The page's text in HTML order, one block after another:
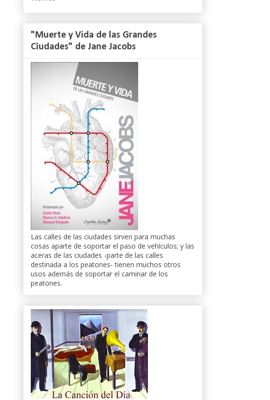
"Muerte y Vida de las Grandes
Ciudades" de Jane Jacobs
Las calles de las ciudades sirven para muchas
cosas aparte de soportar el paso de vehículos; y las
aceras de las ciudades -parte de las calles
destinada a los peatones- tienen muchos otros
usos además de soportar el caminar de los
peatones.